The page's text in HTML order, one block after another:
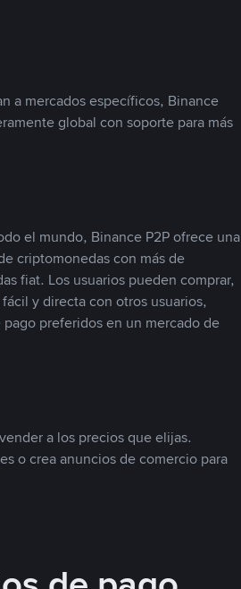
a mercados específicos, Binance
global con soporte para más
el mundo, Binance P2P ofrece una
criptomonedas con más de
fiat. Los usuarios pueden comprar,
y directa con otros usuarios,
preferidos en un mercado de
a los precios que elijas.
o crea anuncios de comercio para